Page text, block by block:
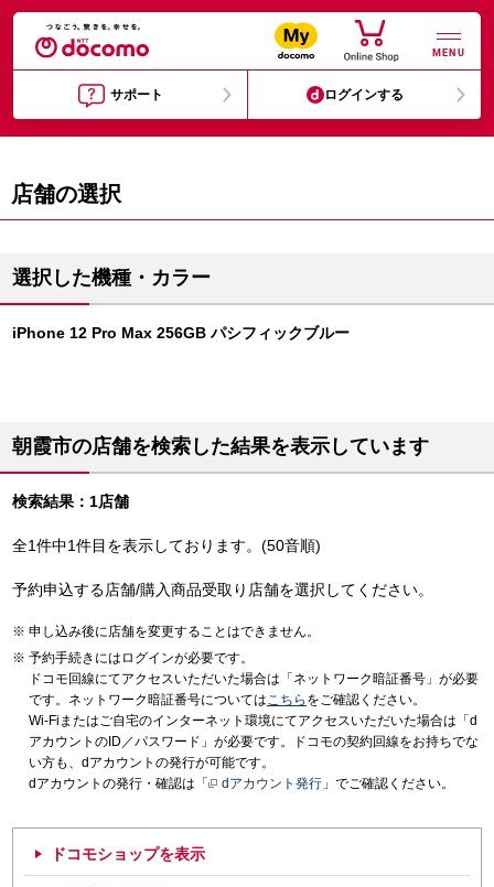
MENU
サポート ログインする
店舗の選択
選択した機種・カラー
iPhone 12 Pro Max 256GB パシフィックブルー
朝霞市の店舗を検索した結果を表示しています
検索結果：1店舗
全1件中1件目を表示しております。(50音順)
予約申込する店舗/購入商品受取り店舗を選択してください。
申し込み後に店舗を変更することはできません。
予約手続きにはログインが必要です。
ドコモ回線にてアクセスいただいた場合は「ネットワーク暗証番号」が必要
です。ネットワーク暗証番号についてはこちら をご確認ください。
Wi-Fiまたはご自宅のインターネット環境にてアクセスいただいた場合は「d
アカウントのID／パスワード」が必要です。ドコモの契約回線をお持ちでな
い方も、dアカウントの発行が可能です。
dアカウントの発行・確認は「
dアカウント発行 」でご確認ください。
ドコモショップを表示